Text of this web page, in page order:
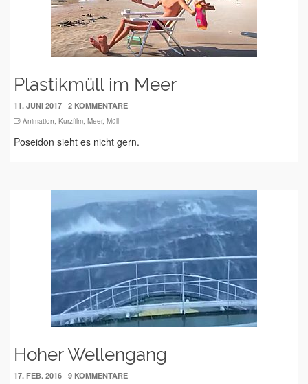
Plastikmüll im Meer
11. JUNI 2017 | 2 KOMMENTARE
Animation, Kurzfilm, Meer, Müll
Poseidon sieht es nicht gern.
Hoher Wellengang
17. FEB. 2016 | 9 KOMMENTARE